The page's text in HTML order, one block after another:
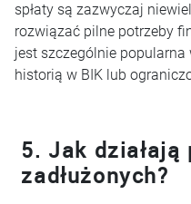
spłaty są zazwyczaj
rozwiązać pilne potrzeby
jest szczególnie
historią w BIK lub
5. Jak
zadłużonych?